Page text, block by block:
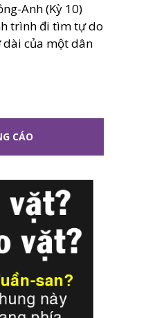
Anh (Kỳ 10)
trình đi tìm tự do
dài của một dân
CÁO